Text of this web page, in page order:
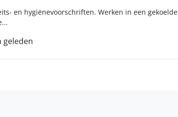
en hygiënevoorschriften. Werken in een gekoelde
geleden